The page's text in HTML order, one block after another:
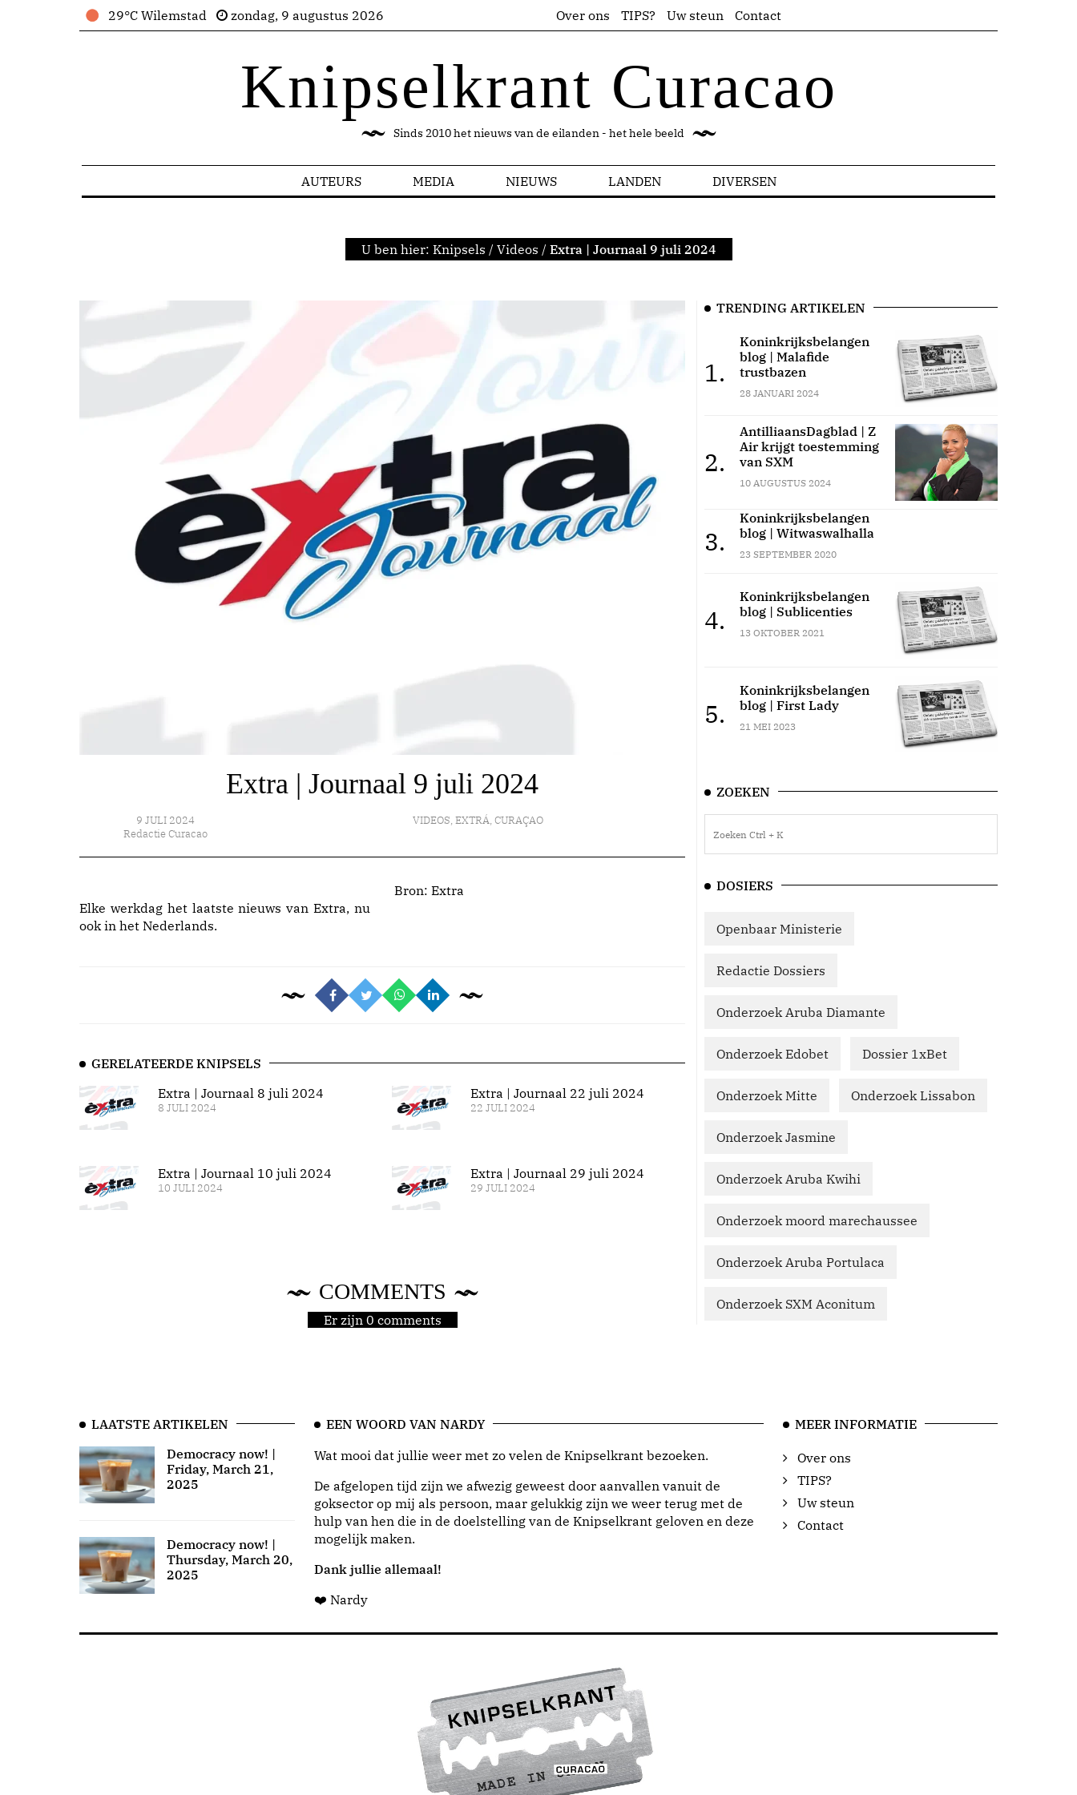
29°C Wilemstad zondag, 9 augustus 2026 Over ons TIPS? Uw steun Contact
Knipselkrant Curacao
Sinds 2010 het nieuws van de eilanden - het hele beeld
AUTEURS MEDIA NIEUWS LANDEN DIVERSEN
U ben hier: Knipsels / Videos / Extra | Journaal 9 juli 2024
Extra | Journaal 9 juli 2024
9 JULI 2024
Redactie Curacao
VIDEOS,EXTRÁ,CURAÇAO
Elke werkdag het laatste nieuws van Extra, nu
ook in het Nederlands.
Bron: Extra
GERELATEERDE KNIPSELS
Extra | Journaal 8 juli 2024
8 JULI 2024
Extra | Journaal 10 juli 2024
10 JULI 2024
Extra | Journaal 22 juli 2024
22 JULI 2024
Extra | Journaal 29 juli 2024
29 JULI 2024
COMMENTS
Er zijn 0 comments
TRENDING ARTIKELEN
1.
Koninkrijksbelangen
blog | Malafide
trustbazen
28 JANUARI 2024
2.
AntilliaansDagblad | Z
Air krijgt toestemming
van SXM
10 AUGUSTUS 2024
3.
Koninkrijksbelangen
blog | Witwaswalhalla
23 SEPTEMBER 2020
4.
Koninkrijksbelangen
blog | Sublicenties
13 OKTOBER 2021
5.
Koninkrijksbelangen
blog | First Lady
21 MEI 2023
ZOEKEN
DOSIERS
Openbaar Ministerie
Redactie Dossiers
Onderzoek Aruba Diamante
Onderzoek Edobet Dossier 1xBet
Onderzoek Mitte Onderzoek Lissabon
Onderzoek Jasmine
Onderzoek Aruba Kwihi
Onderzoek moord marechaussee
Onderzoek Aruba Portulaca
Onderzoek SXM Aconitum
LAATSTE ARTIKELEN
Democracy now! |
Friday, March 21,
2025
Democracy now! |
Thursday, March 20,
2025
EEN WOORD VAN NARDY
Wat mooi dat jullie weer met zo velen de Knipselkrant bezoeken.
De afgelopen tijd zijn we afwezig geweest door aanvallen vanuit de
goksector op mij als persoon, maar gelukkig zijn we weer terug met de
hulp van hen die in de doelstelling van de Knipselkrant geloven en deze
mogelijk maken.
Dank jullie allemaal!
❤️ Nardy
MEER INFORMATIE
Over ons
TIPS?
Uw steun
Contact